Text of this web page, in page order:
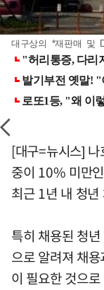
대구상의 *재판매 및
[대구=뉴시스]
중이 10% 미만
최근 1년 내 청
특히 채용된 청
으로 알려져 채
이 필요한 것으